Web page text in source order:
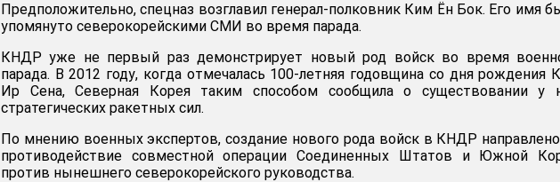
Предположительно, спецназ возглавил генерал-полковник Ким Ён Бок. Его имя
упомянуто северокорейскими СМИ во время парада.
КНДР уже не первый раз демонстрирует новый род войск во время
парада. В 2012 году, когда отмечалась 100-летняя годовщина со дня рождения
Ир Сена, Северная Корея таким способом сообщила о существовании у
стратегических ракетных сил.
По мнению военных экспертов, создание нового рода войск в КНДР
противодействие совместной операции Соединенных Штатов и Южной
против нынешнего северокорейского руководства.